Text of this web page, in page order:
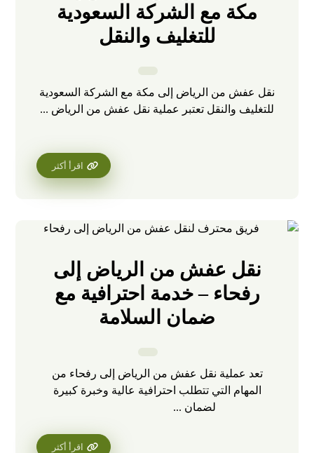
مكة مع الشركة السعودية
للتغليف والنقل
نقل عفش من الرياض إلى مكة مع الشركة السعودية
للتغليف والنقل تعتبر عملية نقل عفش من الرياض ...
اقرأ أكثر
نقل عفش من الرياض إلى
رفحاء – خدمة احترافية مع
ضمان السلامة
تعد عملية نقل عفش من الرياض إلى رفحاء من
المهام التي تتطلب احترافية عالية وخبرة كبيرة
لضمان ...
اقرأ أكثر